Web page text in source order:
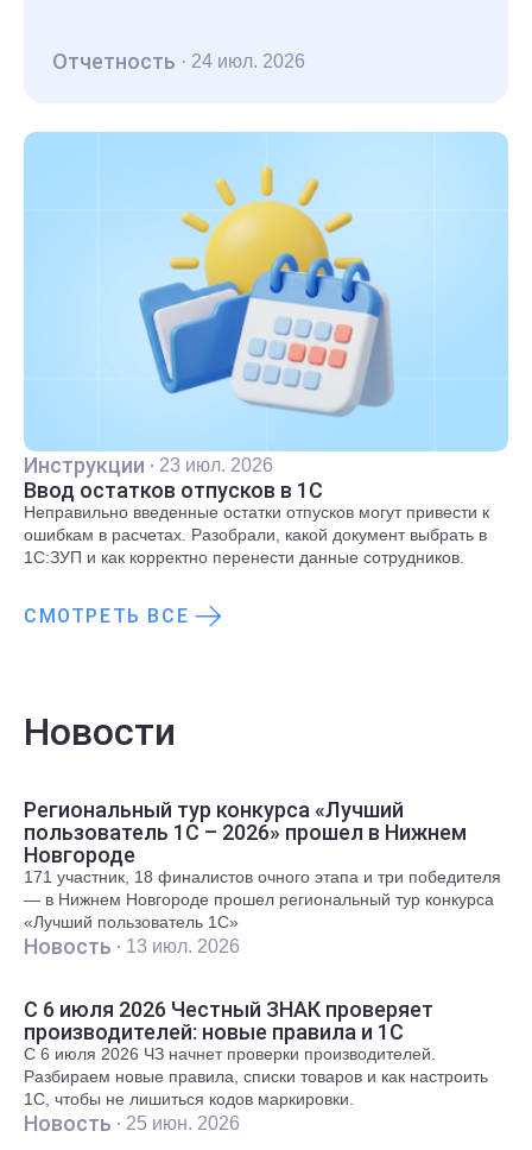
Отчетность · 24 июл. 2026
Инструкции · 23 июл. 2026
Ввод остатков отпусков в 1С
Неправильно введенные остатки отпусков могут привести к
ошибкам в расчетах. Разобрали, какой документ выбрать в
1С:ЗУП и как корректно перенести данные сотрудников.
СМОТРЕТЬ ВСЕ
Новости
Региональный тур конкурса «Лучший
пользователь 1С – 2026» прошел в Нижнем
Новгороде
171 участник, 18 финалистов очного этапа и три победителя
— в Нижнем Новгороде прошел региональный тур конкурса
«Лучший пользователь 1С»
Новость · 13 июл. 2026
С 6 июля 2026 Честный ЗНАК проверяет
производителей: новые правила и 1С
С 6 июля 2026 ЧЗ начнет проверки производителей.
Разбираем новые правила, списки товаров и как настроить
1С, чтобы не лишиться кодов маркировки.
Новость · 25 июн. 2026